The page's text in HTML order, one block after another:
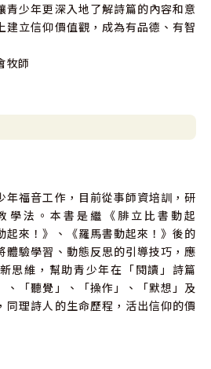
青少年更深入地了解詩篇的內容和意
建立信仰價值觀，成為有品德、有智
牧師
年福音工作，目前從事師資培訓，研
學法。本書是繼《腓立比書動起
起來！》、《羅馬書動起來！》後的
體驗學習、動態反思的引導技巧，應
思維，幫助青少年在「閱讀」詩篇
、「聽覺」、「操作」、「默想」及
同理詩人的生命歷程，活出信仰的價